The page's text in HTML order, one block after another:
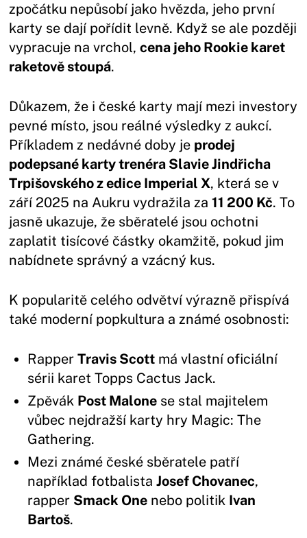
zpočátku nepůsobí jako hvězda, jeho první
karty se dají pořídit levně. Když se ale později
vypracuje na vrchol,cena jeho Rookie karet
raketově stoupá.
Důkazem, že i české karty mají mezi investory
pevné místo, jsou reálné výsledky z aukcí.
Příkladem z nedávné doby je prodej
podepsané karty trenéra Slavie Jindřicha
Trpišovského z edice Imperial X, která se v
září 2025 na Aukru vydražila za11 200 Kč. To
jasně ukazuje, že sběratelé jsou ochotni
zaplatit tisícové částky okamžitě, pokud jim
nabídnete správný a vzácný kus.
K popularitě celého odvětví výrazně přispívá
také moderní popkultura a známé osobnosti:
RapperTravis Scott má vlastní oficiální
sérii karet Topps Cactus Jack.
Zpěvák Post Malone se stal majitelem
vůbec nejdražší karty hry Magic: The
Gathering.
Mezi známé české sběratele patří
například fotbalistaJosef Chovanec,
rapper Smack One nebo politik Ivan
Bartoš.